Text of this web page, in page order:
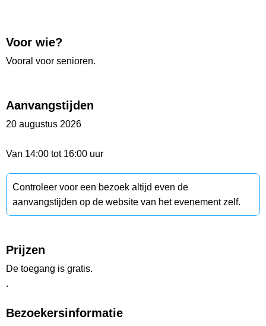
Voor wie?
Vooral voor senioren.
Aanvangstijden
20 augustus 2026
Van 14:00 tot 16:00 uur
Controleer voor een bezoek altijd even de
aanvangstijden op de website van het evenement zelf.
Prijzen
De toegang is gratis.
.
Bezoekersinformatie